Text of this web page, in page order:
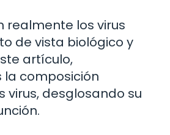
realmente los virus
de vista biológico y
artículo,
composición
virus, desglosando su